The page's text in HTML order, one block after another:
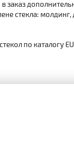
заказ
стекла:
по каталогу